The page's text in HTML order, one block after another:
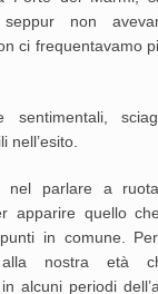
seppur non
ci frequentavamo
sentimentali,
nell’esito.
nel parlare a
apparire quello
in comune.
nostra età
alcuni periodi